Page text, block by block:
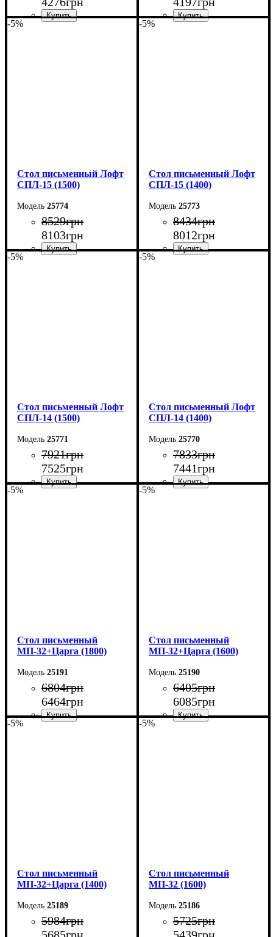
-5%
Стол письменный Лофт
СПЛ-15 (1500)
25774
8529грн
8103грн
-5%
Стол письменный Лофт
СПЛ-15 (1400)
25773
8434грн
8012грн
-5%
Стол письменный Лофт
СПЛ-14 (1500)
25771
7921грн
7525грн
-5%
Стол письменный Лофт
СПЛ-14 (1400)
25770
7833грн
7441грн
-5%
Cтол письменный
МП-32+Царга (1800)
25191
6804грн
6464грн
-5%
Cтол письменный
МП-32+Царга (1600)
25190
6405грн
6085грн
-5%
Cтол письменный
МП-32+Царга (1400)
25189
5984грн
5685грн
-5%
Cтол письменный
МП-32 (1600)
25186
5725грн
5439грн